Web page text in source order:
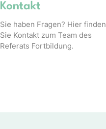
Kontakt
Sie haben Fragen? Hier finden
Sie Kontakt zum Team des
Referats Fortbildung.